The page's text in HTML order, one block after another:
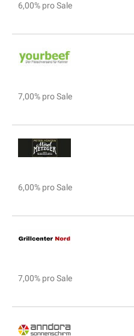
6,00% pro Sale
7,00% pro Sale
6,00% pro Sale
7,00% pro Sale